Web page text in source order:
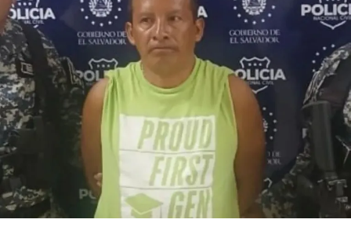
Comparte esto:
X
Me gusta esto: